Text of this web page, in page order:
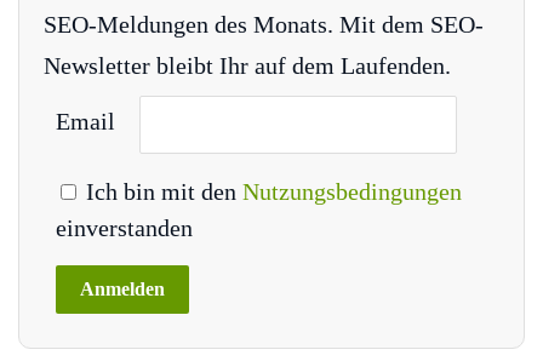
SEO-Meldungen des Monats. Mit dem SEO-
Newsletter bleibt Ihr auf dem Laufenden.
Email
Ich bin mit den Nutzungsbedingungen
einverstanden